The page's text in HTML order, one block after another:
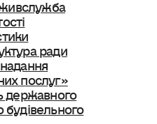
ради
послуг»
державного
будівельного